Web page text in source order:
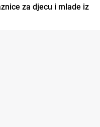
za djecu i mlade iz